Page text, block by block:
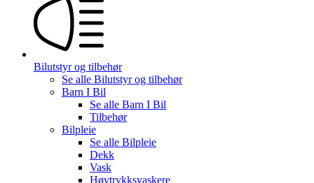
Bilutstyr og tilbehør
Se alle Bilutstyr og tilbehør
Barn I Bil
Se alle Barn I Bil
Tilbehør
Bilpleie
Se alle Bilpleie
Dekk
Vask
Høytrykksvaskere